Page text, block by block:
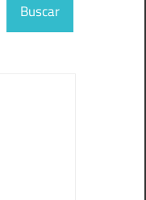
Buscar